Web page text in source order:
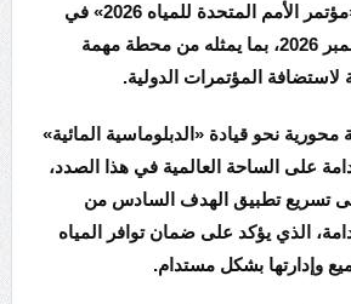
السنغال، لاستضافة «مؤتمر الأمم المتحدة للمياه 2026» في
أبوظبي من 8-10 ديسمبر 2026، بما يمثله من محطة مهمة
لاستضافة المؤتمرات الدولية.
نحو قيادة «الدبلوماسية المائية»
على الساحة العالمية في هذا الصدد،
تسريع تطبيق الهدف السادس من
الذي يؤكد على ضمان توافر المياه
وإدارتها بشكل مستدام.